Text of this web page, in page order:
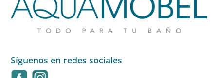
Síguenos en redes sociales